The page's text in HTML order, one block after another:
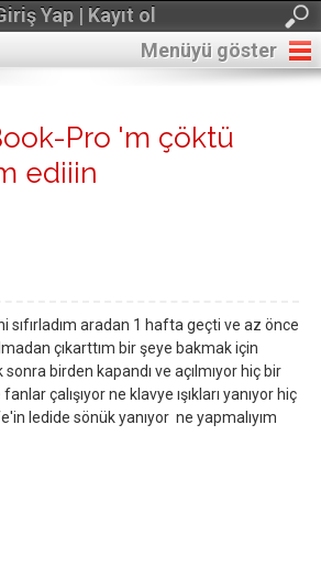
Yap | Kayıt ol
Menüyü göster
Pro 'm çöktü
ediiin
sıfırladım aradan 1 hafta geçti ve az önce
çıkarttım bir şeye bakmak için
sonra birden kapandı ve açılmıyor hiç bir
çalışıyor ne klavye ışıkları yanıyor hiç
ledide sönük yanıyor ne yapmalıyım